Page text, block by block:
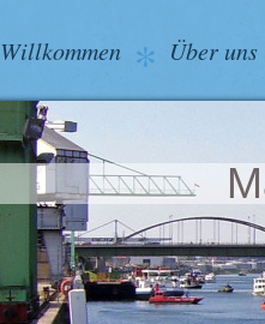
Willkommen Über uns